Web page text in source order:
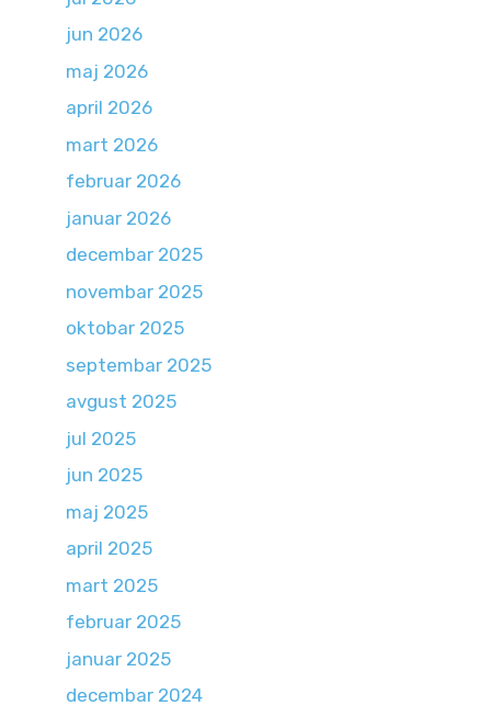
jun 2026
maj 2026
april 2026
mart 2026
februar 2026
januar 2026
decembar 2025
novembar 2025
oktobar 2025
septembar 2025
avgust 2025
jul 2025
jun 2025
maj 2025
april 2025
mart 2025
februar 2025
januar 2025
decembar 2024